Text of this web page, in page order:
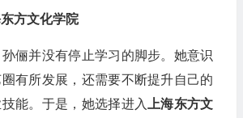
方文化学院
俪并没有停止学习的脚步。她意识
有所发展，还需要不断提升自己的
能。于是，她选择进入
上海东方文